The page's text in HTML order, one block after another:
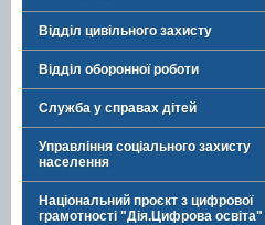
Відділ цивільного захисту
Відділ оборонної роботи
Служба у справах дітей
Управління соціального захисту
населення
Національний проєкт з цифрової
грамотності "Дія.Цифрова освіта"